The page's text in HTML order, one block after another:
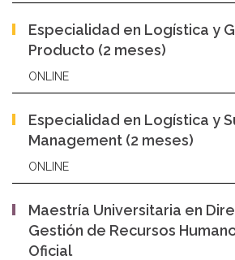
Especialidad en Logística y
Producto (2 meses)
ONLINE
Especialidad en Logística y
Management (2 meses)
ONLINE
Maestría Universitaria en
Gestión de Recursos
Oficial